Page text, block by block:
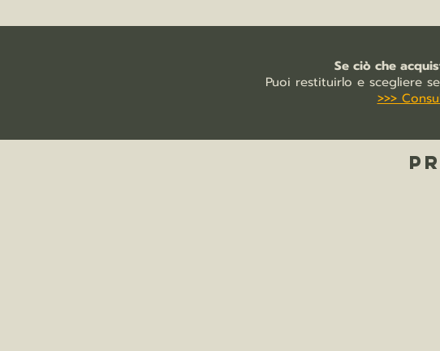
Se ciò che
Puoi restituirlo e scegliere
>>>